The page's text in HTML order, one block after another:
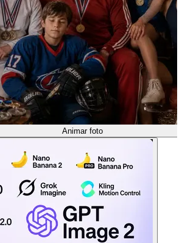
Animar foto